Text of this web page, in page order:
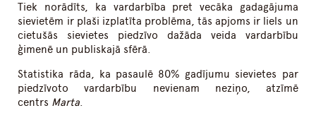
Tiek norādīts, ka vardarbība pret vecāka gadagājuma
sievietēm ir plaši izplatīta problēma, tās apjoms ir liels un
cietušās sievietes piedzīvo dažāda veida vardarbību
ģimenē un publiskajā sfērā.
Statistika rāda, ka pasaulē 80% gadījumu sievietes par
piedzīvoto vardarbību nevienam neziņo, atzīmē
centrs Marta.